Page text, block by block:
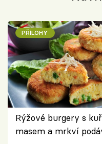
PŘÍLOHY
Rýžové burgery s
masem a mrkví